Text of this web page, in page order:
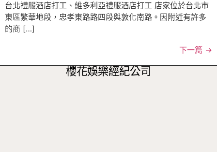
台北禮服酒店打工、維多利亞禮服酒店打工 店家位於台北市
東區繁華地段，忠孝東路路四段與敦化南路。因附近有許多
的商 […]
下一篇 →
櫻花娛樂經紀公司